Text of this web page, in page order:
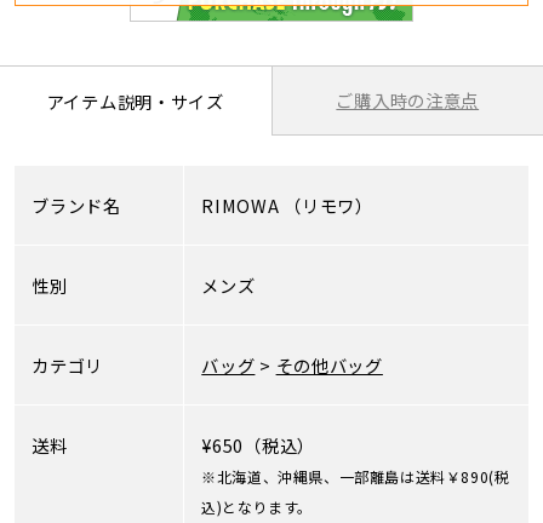
アイテム説明・サイズ ご購入時の注意点
ブランド名 RIMOWA （リモワ）
性別 メンズ
カテゴリ バッグ > その他バッグ
送料 ¥650（税込）
※北海道、沖縄県、一部離島は送料￥890(税
込)となります。